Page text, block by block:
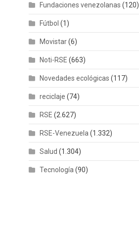
Fundaciones venezolanas (120)
Fútbol (1)
Movistar(6)
Noti-RSE (663)
Novedades ecológicas (117)
reciclaje (74)
RSE (2.627)
RSE-Venezuela (1.332)
Salud (1.304)
Tecnología (90)